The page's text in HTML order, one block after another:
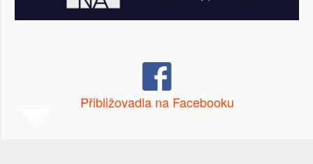
Přibližovadla na Facebooku